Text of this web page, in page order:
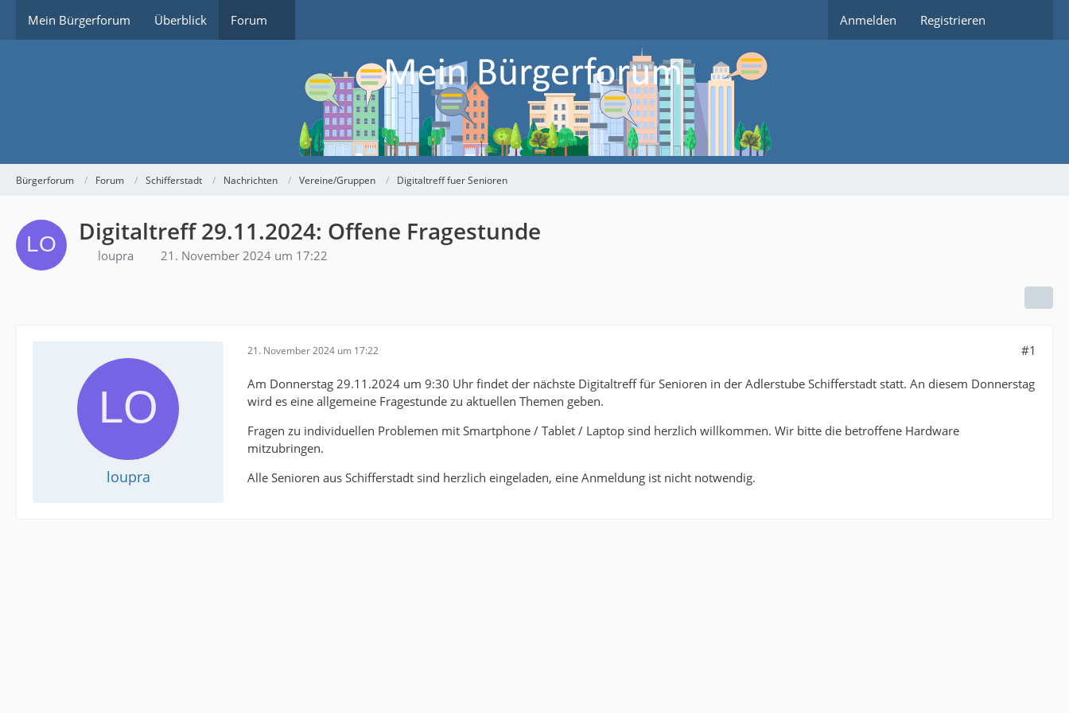
Mein Bürgerforum Überblick Forum Anmelden Registrieren
Bürgerforum Forum Schifferstadt Nachrichten Vereine/Gruppen Digitaltreff fuer Senioren
Digitaltreff 29.11.2024: Offene Fragestunde
loupra 21. November 2024 um 17:22
loupra
21. November 2024 um 17:22 #1
Am Donnerstag 29.11.2024 um 9:30 Uhr findet der nächste Digitaltreff für Senioren in der Adlerstube Schifferstadt statt. An diesem Donnerstag
wird es eine allgemeine Fragestunde zu aktuellen Themen geben.
Fragen zu individuellen Problemen mit Smartphone / Tablet / Laptop sind herzlich willkommen. Wir bitte die betroffene Hardware
mitzubringen.
Alle Senioren aus Schifferstadt sind herzlich eingeladen, eine Anmeldung ist nicht notwendig.